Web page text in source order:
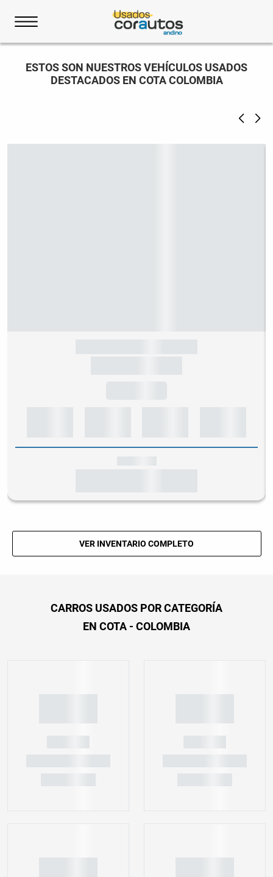
ESTOS SON NUESTROS VEHÍCULOS USADOS
DESTACADOS EN COTA COLOMBIA
VER INVENTARIO COMPLETO
CARROS USADOS POR CATEGORÍA
EN COTA - COLOMBIA